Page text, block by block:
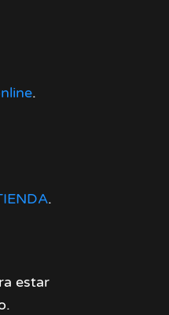
.
.
estar